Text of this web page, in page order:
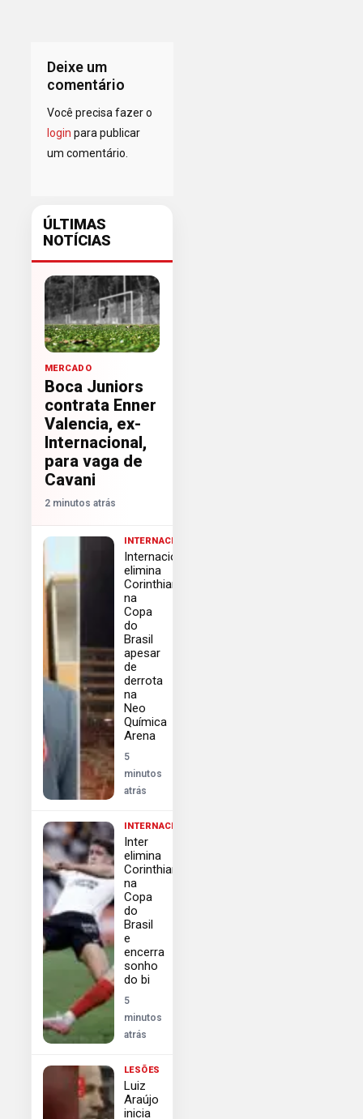
Deixe um
comentário
Você precisa fazer o
login para publicar
um comentário.
ÚLTIMAS
NOTÍCIAS
MERCADO
Boca Juniors
contrata Enner
Valencia, ex-
Internacional,
para vaga de
Cavani
2 minutos atrás
INTERNACIONAL
Internacional
elimina
Corinthians
na
Copa
do
Brasil
apesar
de
derrota
na
Neo
Química
Arena
5
minutos
atrás
INTERNACIONAL
Inter
elimina
Corinthians
na
Copa
do
Brasil
e
encerra
sonho
do bi
5
minutos
atrás
LESÕES
Luiz
Araújo
inicia